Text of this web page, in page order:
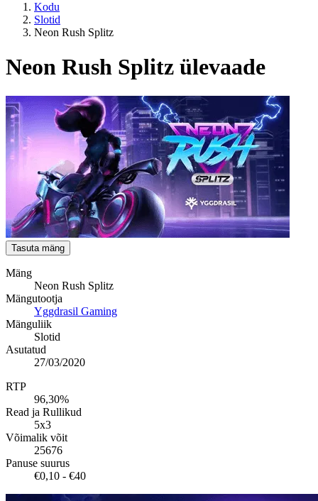
Kodu
Slotid
Neon Rush Splitz
Neon Rush Splitz ülevaade
Tasuta mäng
Mäng
Neon Rush Splitz
Mängutootja
Yggdrasil Gaming
Mänguliik
Slotid
Asutatud
27/03/2020
RTP
96,30%
Read ja Rullikud
5x3
Võimalik võit
25676
Panuse suurus
€0,10 - €40